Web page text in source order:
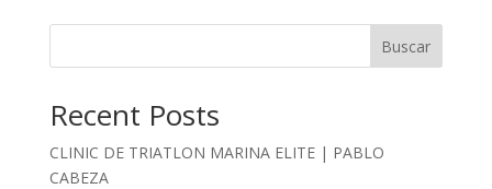
Buscar
Recent Posts
CLINIC DE TRIATLON MARINA ELITE | PABLO
CABEZA